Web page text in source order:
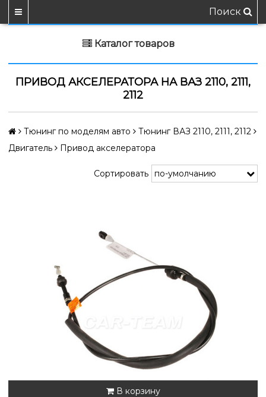
Поиск
Каталог товаров
ПРИВОД АКСЕЛЕРАТОРА НА ВАЗ 2110, 2111,
2112
Тюнинг по моделям авто
Тюнинг ВАЗ 2110, 2111, 2112
Двигатель
Привод акселератора
Сортировать
В корзину